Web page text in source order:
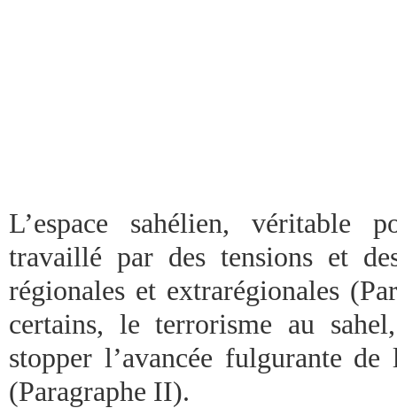
L’espace sahélien, véritable
travaillé par des tensions et
régionales et extrarégionales
certains, le terrorisme au
stopper l’avancée fulgurante
(Paragraphe II).